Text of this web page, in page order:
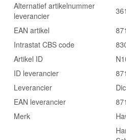
Alternatief artikelnummer
leverancier
EAN artikel
Intrastat CBS code
Artikel ID
ID leverancier
Leverancier
EAN leverancier
Merk